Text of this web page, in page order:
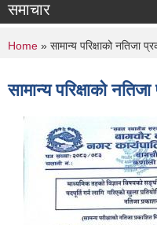
समाचार
You are here
Home » सामान्य परिक्षाको नतिजा
सामान्य परिक्षाको